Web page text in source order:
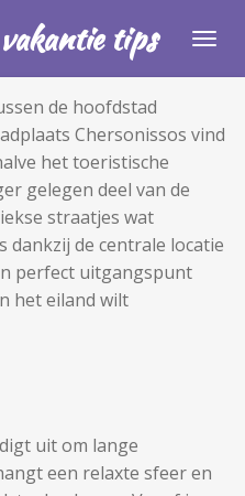
tips
de hoofdstad
Chersonissos vind
het toeristische
gelegen deel van de
straatjes wat
dankzij de centrale locatie
perfect uitgangspunt
het eiland wilt
uit om lange
een relaxte sfeer en